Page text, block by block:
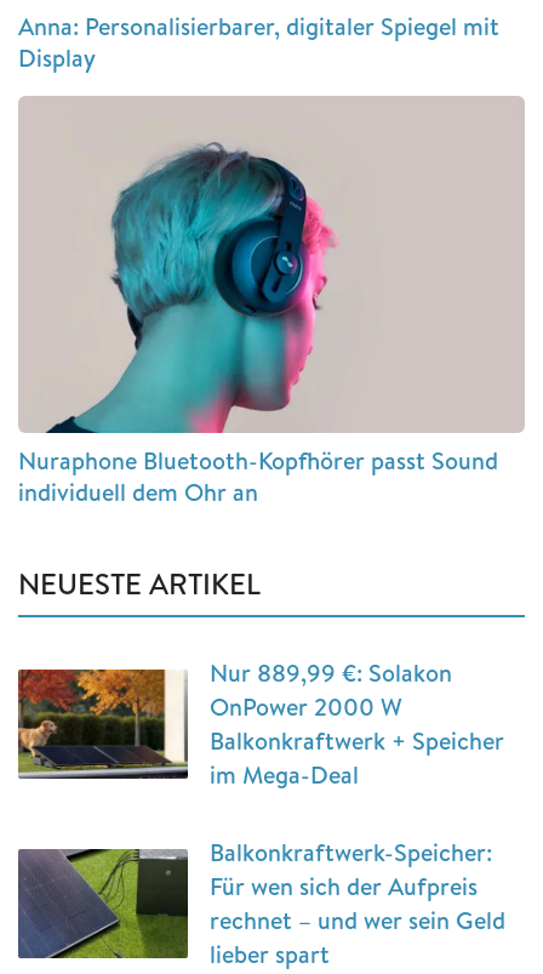
Anna: Personalisierbarer, digitaler Spiegel mit
Display
Nuraphone Bluetooth-Kopfhörer passt Sound
individuell dem Ohr an
NEUESTE ARTIKEL
Nur 889,99 €: Solakon
OnPower 2000 W
Balkonkraftwerk + Speicher
im Mega-Deal
Balkonkraftwerk-Speicher:
Für wen sich der Aufpreis
rechnet – und wer sein Geld
lieber spart